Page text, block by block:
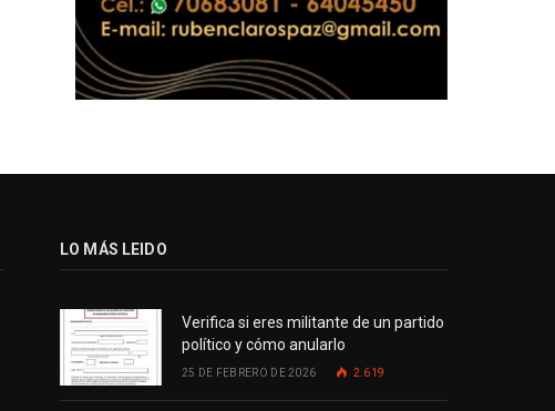
LO MÁS LEIDO
Verifica si eres militante de un partido
político y cómo anularlo
25 DE FEBRERO DE 2026 2.619